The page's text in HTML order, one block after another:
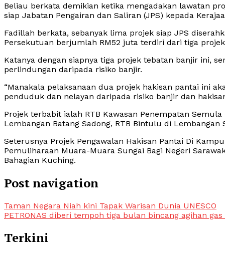
Beliau berkata demikian ketika mengadakan lawatan
siap Jabatan Pengairan dan Saliran (JPS) kepada
Fadillah berkata, sebanyak lima projek siap JPS
Persekutuan berjumlah RM52 juta terdiri dari tiga
Katanya dengan siapnya tiga projek tebatan banjir ini,
perlindungan daripada risiko banjir.
“Manakala pelaksanaan dua projek hakisan pantai ini
penduduk dan nelayan daripada risiko banjir dan
Projek terbabit ialah RTB Kawasan Penempatan
Lembangan Batang Sadong, RTB Bintulu di Lembangan
Seterusnya Projek Pengawalan Hakisan Pantai Di
Pemuliharaan Muara-Muara Sungai Bagi Negeri
Bahagian Kuching.
Post navigation
Taman Negara Niah kini Tapak Warisan Dunia UNESCO
PETRONAS diberi tempoh tiga bulan bincang agihan gas
Terkini